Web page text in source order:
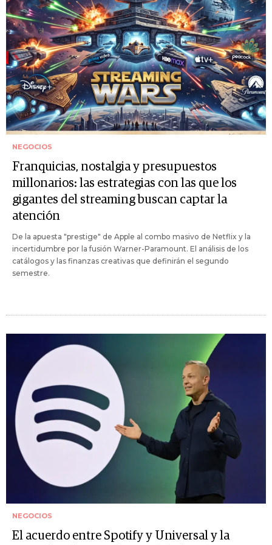
NEGOCIOS
Franquicias, nostalgia y presupuestos
millonarios: las estrategias con las que los
gigantes del streaming buscan captar la
atención
De la apuesta "prestige" de Apple al combo masivo de Netflix y la
incertidumbre por la fusión Warner-Paramount. El análisis de los
catálogos y las finanzas creativas que definirán el segundo
semestre.
NEGOCIOS
El acuerdo entre Spotify y Universal y la